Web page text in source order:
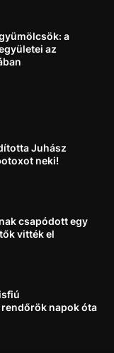
a
az
Juhász
neki!
csapódott egy
vitték el
napok óta